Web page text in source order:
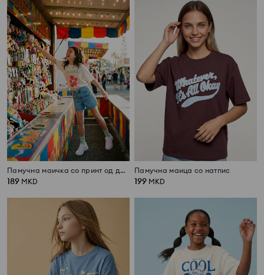
Памучна маичка со принт од домати
189 MKD
Памучна маица со натпис
199 MKD